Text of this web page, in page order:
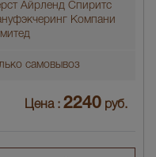
Айрленд Спиритс
Компани
самовывоз
Цена : 2240 руб.